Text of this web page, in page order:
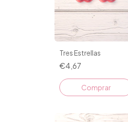
Tres Estrellas
€4,67
Comprar